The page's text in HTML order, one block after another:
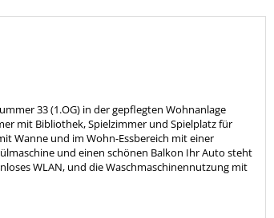
33 (1.OG) in der gepflegten Wohnanlage
mit Bibliothek, Spielzimmer und Spielplatz für
Wanne und im Wohn-Essbereich mit einer
und einen schönen Balkon Ihr Auto steht
WLAN, und die Waschmaschinennutzung mit